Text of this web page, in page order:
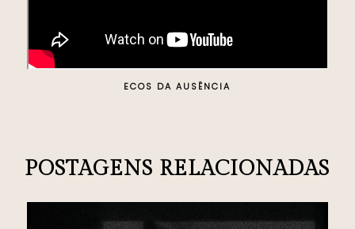
ECOS DA AUSÊNCIA
POSTAGENS RELACIONADAS